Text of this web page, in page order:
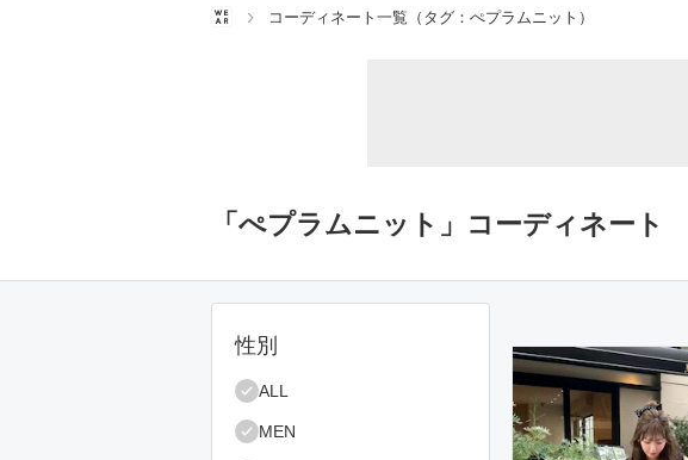
コーディネート一覧（タグ：ぺプラムニット）
「ぺプラムニット」コーディネート
絞り込み条件
性別
ALL
MEN
コーディネート一覧